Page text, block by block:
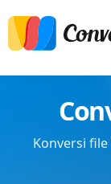
Konversi